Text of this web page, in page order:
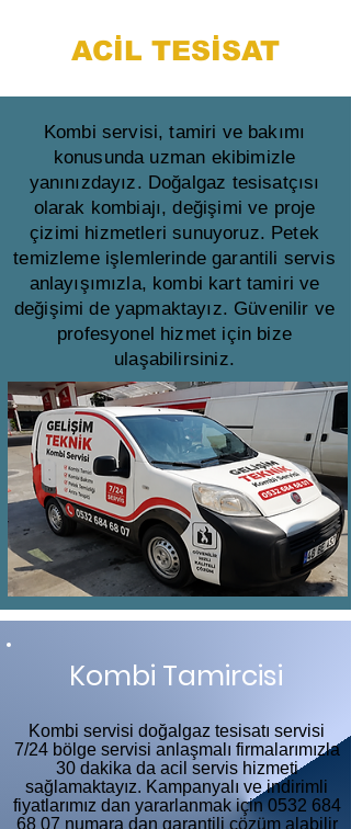
ACİL TESİSAT
Kombi servisi, tamiri ve bakımı
konusunda uzman ekibimizle
yanınızdayız. Doğalgaz tesisatçısı
olarak kombiajı, değişimi ve proje
çizimi hizmetleri sunuyoruz. Petek
temizleme işlemlerinde garantili servis
anlayışımızla, kombi kart tamiri ve
değişimi de yapmaktayız. Güvenilir ve
profesyonel hizmet için bize
ulaşabilirsiniz.
Kombi Tamircisi
Kombi servisi doğalgaz tesisatı servisi
7/24 bölge servisi anlaşmalı firmalarımızla
30 dakika da acil servis hizmeti
sağlamaktayız. Kampanyalı ve indirimli
fiyatlarımız dan yararlanmak için 0532 684
68 07 numara dan garantili çözüm alabilir